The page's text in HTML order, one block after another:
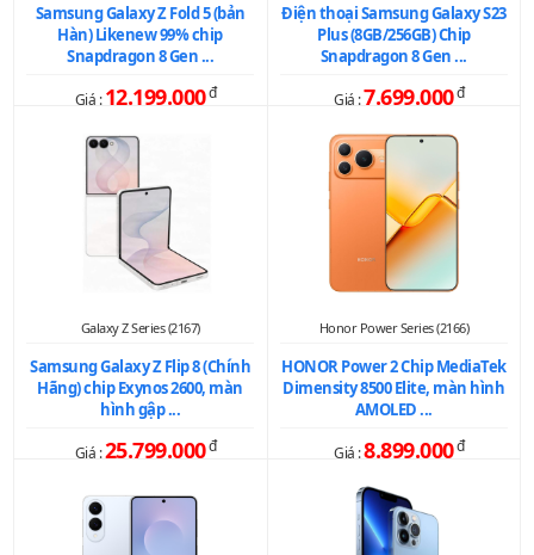
Samsung Galaxy Z Fold 5 (bản
Hàn) Likenew 99% chip
Snapdragon 8 Gen ...
Giá :12.199.000đ
Điện thoại Samsung Galaxy S23
Plus (8GB/256GB) Chip
Snapdragon 8 Gen ...
Giá :7.699.000đ
Galaxy Z Series (2167)
Samsung Galaxy Z Flip 8 (Chính
Hãng) chip Exynos 2600, màn
hình gập ...
Giá :25.799.000đ
Honor Power Series (2166)
HONOR Power 2 Chip MediaTek
Dimensity 8500 Elite, màn hình
AMOLED ...
Giá :8.899.000đ